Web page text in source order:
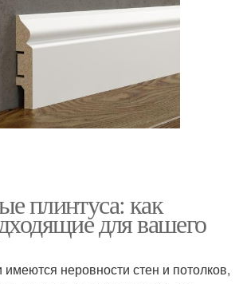
плинтуса: как
для вашего
неровности стен и потолков,